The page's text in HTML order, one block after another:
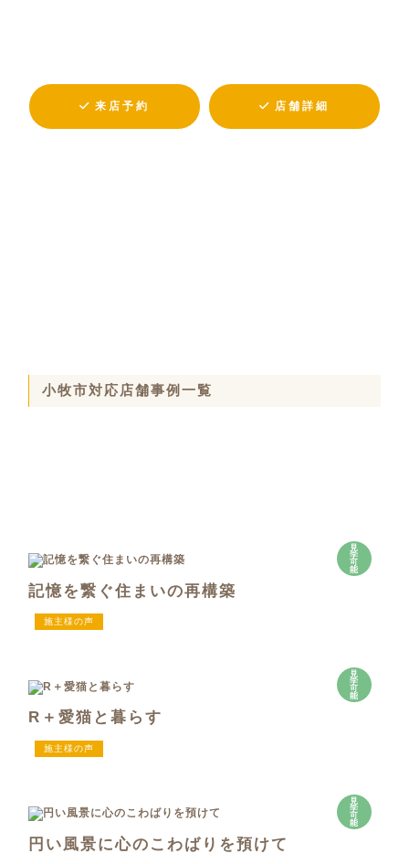
来店予約 店舗詳細
小牧市対応店舗事例一覧
見
学
可
能
記憶を繋ぐ住まいの再構築
施主様の声
見
学
可
能
R＋愛猫と暮らす
施主様の声
見
学
可
能
円い風景に心のこわばりを預けて